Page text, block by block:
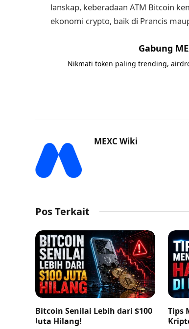
lanskap, keberadaan ATM Bitcoin
ekonomi crypto, baik di Prancis
Gabung
Nikmati token paling trending,
MEXC Wiki
Pos Terkait
Bitcoin Senilai Lebih dari $100
Juta Hilang!
Tips